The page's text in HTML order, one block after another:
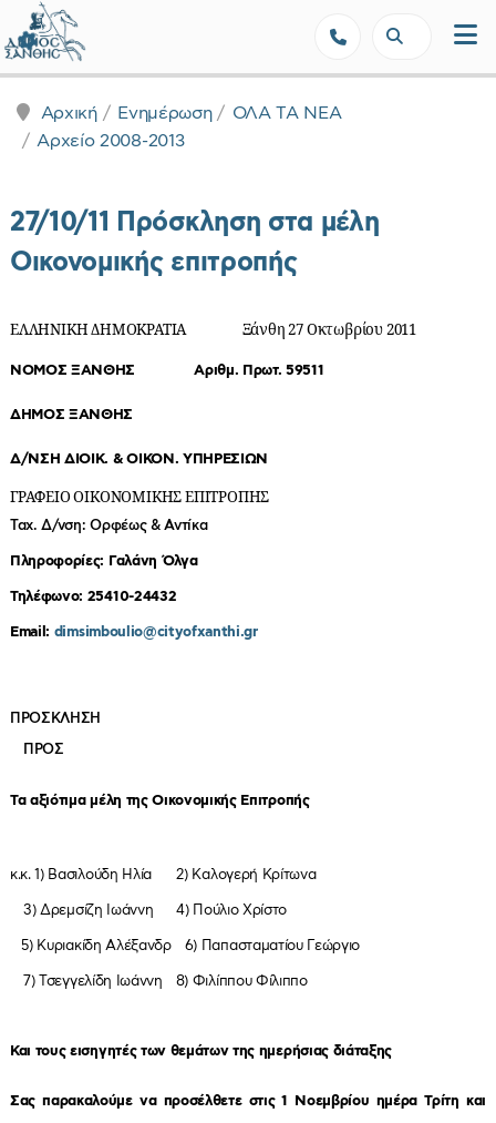
Αρχική Ενημέρωση
ΟΛΑ ΤΑ ΝΕΑ
Αρχείο 2008-2013
27/10/11 Πρόσκληση στα μέλη
Οικονομικής επιτροπής
ΕΛΛΗΝΙΚΗ ΔΗΜΟΚΡΑΤΙΑ Ξάνθη 27 Οκτωβρίου 2011
ΝΟΜΟΣ ΞΑΝΘΗΣ Αριθμ. Πρωτ. 59511
ΔΗΜΟΣ ΞΑΝΘΗΣ
Δ/ΝΣΗ ΔΙΟΙΚ. & ΟΙΚΟΝ. ΥΠΗΡΕΣΙΩΝ
ΓΡΑΦΕΙΟ ΟΙΚΟΝΟΜΙΚΗΣ ΕΠΙΤΡΟΠΗΣ
Ταχ. Δ/νση: Ορφέως & Αντίκα
Πληροφορίες: Γαλάνη Όλγα
Τηλέφωνο: 25410-24432
Email: dimsimboulio@cityofxanthi.gr
ΠΡΟΣΚΛΗΣΗ
ΠΡΟΣ
Τα αξιότιμα μέλη της Οικονομικής Επιτροπής
κ.κ. 1) Βασιλούδη Ηλία 2) Καλογερή Κρίτωνα
3) Δρεμσίζη Ιωάννη 4) Πούλιο Χρίστο
5) Κυριακίδη Αλέξανδρ 6) Παπασταματίου Γεώργιο
7) Τσεγγελίδη Ιωάννη 8) Φιλίππου Φίλιππο
Και τους εισηγητές των θεμάτων της ημερήσιας διάταξης
Σας παρακαλούμε να προσέλθετε στις1 Νοεμβρίου ημέρα Τρίτη και